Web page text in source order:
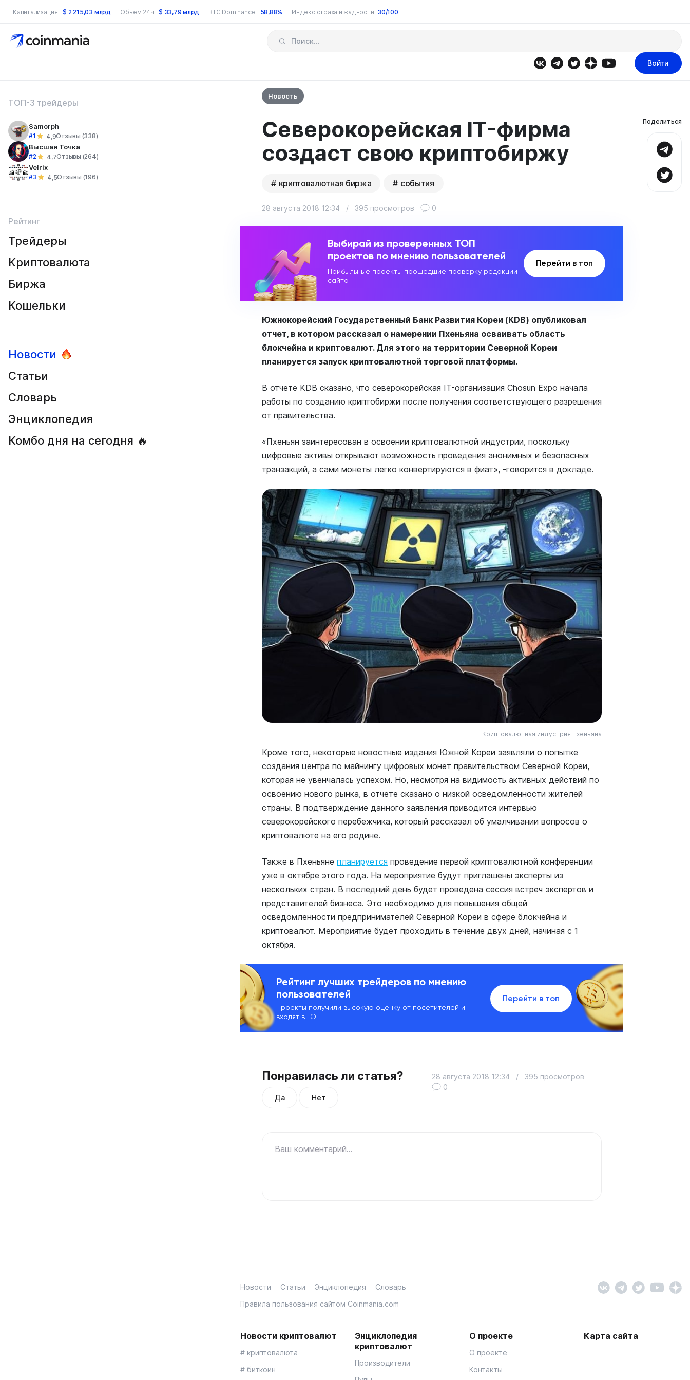
Капитализация: $ 2 215,03 млрд Объем 24ч: $ 33,79 млрд BTC Dominance: 58,88% Индекс страха и жадности 30/100
по сайту
Войти
ТОП-3 трейдеры
Samorph
#1 4,9Отзывы (338)
Высшая Точка
#2 4,7Отзывы (264)
Velrix
#3 4,5Отзывы (196)
Рейтинг
Трейдеры
Криптовалюта
Биржа
Кошельки
Новости
Статьи
Словарь
Энциклопедия
Комбо дня на сегодня 🔥
Новость
Северокорейская IT-фирма
создаст свою криптобиржу
криптовалютная биржа события
28 августа 2018 12:34 / 395 просмотров 0
Выбирай из проверенных ТОП
проектов по мнению пользователей
Прибыльные проекты прошедшие проверку редакции
сайта
Перейти в топ
Южнокорейский Государственный Банк Развития Кореи (KDB) опубликовал
отчет, в котором рассказал о намерении Пхеньяна осваивать область
блокчейна и криптовалют. Для этого на территории Северной Кореи
планируется запуск криптовалютной торговой платформы.
В отчете KDB сказано, что северокорейская IT-организация Chosun Expo начала
работы по созданию криптобиржи после получения соответствующего разрешения
от правительства.
«Пхеньян заинтересован в освоении криптовалютной индустрии, поскольку
цифровые активы открывают возможность проведения анонимных и безопасных
транзакций, а сами монеты легко конвертируются в фиат», -говорится в докладе.
Криптовалютная индустрия Пхеньяна
Кроме того, некоторые новостные издания Южной Кореи заявляли о попытке
создания центра по майнингу цифровых монет правительством Северной Кореи,
которая не увенчалась успехом. Но, несмотря на видимость активных действий по
освоению нового рынка, в отчете сказано о низкой осведомленности жителей
страны. В подтверждение данного заявления приводится интервью
северокорейского перебежчика, который рассказал об умалчивании вопросов о
криптовалюте на его родине.
Также в Пхеньяне планируется проведение первой криптовалютной конференции
уже в октябре этого года. На мероприятие будут приглашены эксперты из
нескольких стран. В последний день будет проведена сессия встреч экспертов и
представителей бизнеса. Это необходимо для повышения общей
осведомленности предпринимателей Северной Кореи в сфере блокчейна и
криптовалют. Мероприятие будет проходить в течение двух дней, начиная с 1
октября.
Рейтинг лучших трейдеров по мнению
пользователей
Проекты получили высокую оценку от посетителей и
входят в ТОП
Перейти в топ
Понравилась ли статья?
Да Нет
28 августа 2018 12:34 /
395 просмотров
0
Ваш комментарий...
Поделиться
Новости Статьи Энциклопедия
Словарь
Правила пользования сайтом Coinmania.com
Новости криптовалют
# криптовалюта
# биткоин
Энциклопедия
криптовалют
Производители
О проекте
О проекте
Контакты
Карта сайта